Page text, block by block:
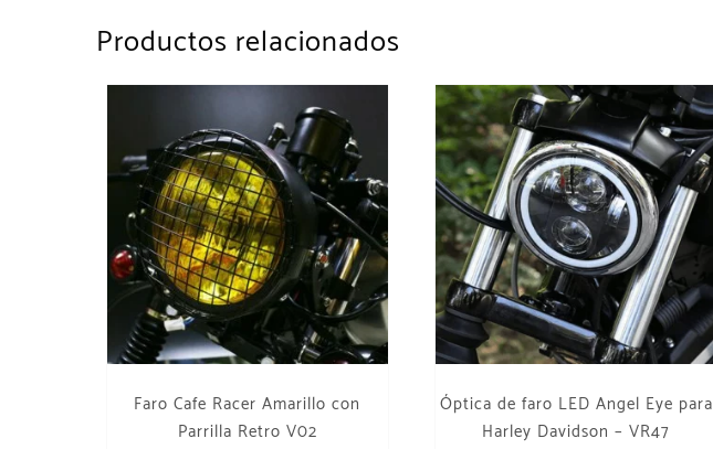
Productos relacionados
Faro Cafe Racer Amarillo con
Parrilla Retro V02
Óptica de faro LED Angel Eye para
Harley Davidson – VR47